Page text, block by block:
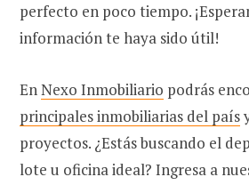
perfecto en poco tiempo.
información te haya sido útil!
EnNexo Inmobiliario podrás
principales inmobiliarias del país
proyectos. ¿Estás buscando el
lote u oficina ideal? Ingresa a